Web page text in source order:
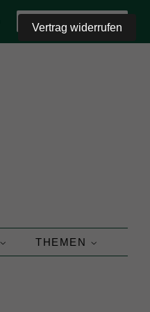
SUCHEN
THEMEN
Vertrag widerrufen